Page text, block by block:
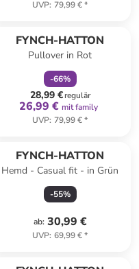
UVP: 79,99 €*
FYNCH-HATTON
Pullover in Rot
-66%
28,99 €regulär
26,99 € mit family
UVP: 79,99 €*
FYNCH-HATTON
Hemd - Casual fit - in Grün
-55%
ab: 30,99 €
UVP: 69,99 €*